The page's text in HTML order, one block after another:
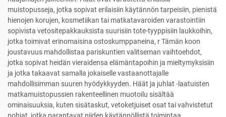
muistopusseja, jotka sopivat erilaisiin käytännön tarpeisiin, pienistä
hienojen korujen, kosmetiikan tai matkatavaroiden varastointiin
sopivista vetositepakkauksista suurisiin tote-tyyppisiin laukkoihin,
jotka toimivat erinomaisina ostoskumppaneina, r Tämän koon
joustavuus mahdollistaa pariskuntien valitseman vaihtoehdot,
jotka sopivat heidän vieraidensa elämäntapoihin ja mieltymyksisiin
ja jotka takaavat samalla jokaiselle vastaanottajalle
mahdollisimman suuren hyödykkyyden. Häät ja juhlat -laatuisten
matkamuistopussien rakenteellinen muotoilu sisältää
ominaisuuksia, kuten sisätaskut, vetoketjuiset osat tai vahvistetut